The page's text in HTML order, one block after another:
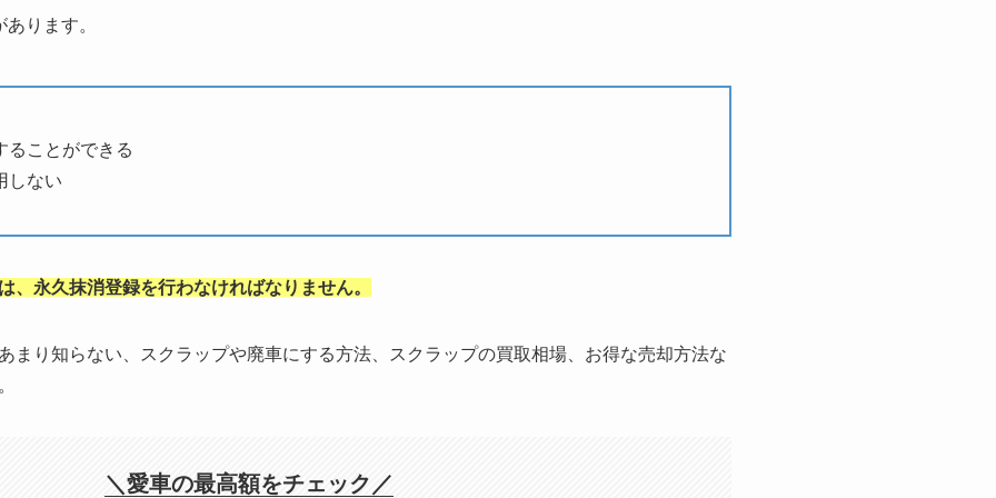
ります。
ることができる
しない
、永久抹消登録を行わなければなりません。
まり知らない、スクラップや廃車にする方法、スクラップの買取相場、お得な売却方法な
＼愛車の最高額をチェック／